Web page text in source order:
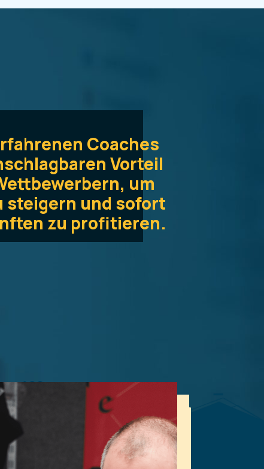
Coaches
Vorteil
um
steigern und sofort
zu profitieren.